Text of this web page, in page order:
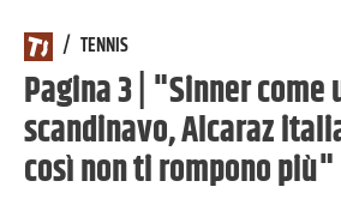
/ TENNIS
Pagina 3 | "Sinner come
scandinavo, Alcaraz
così non ti rompono più"